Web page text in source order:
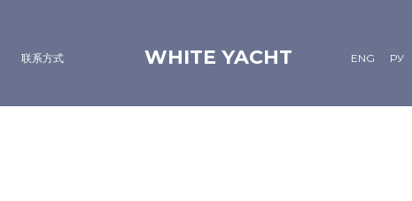
РУ
ENG
联系方式 WHITE YACHT